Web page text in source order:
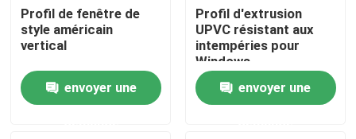
Maison
Produits
Profil de fenêtre de
style américain
vertical
envoyer une
Profil d'extrusion
UPVC résistant aux
intempéries pour
Windows
envoyer une